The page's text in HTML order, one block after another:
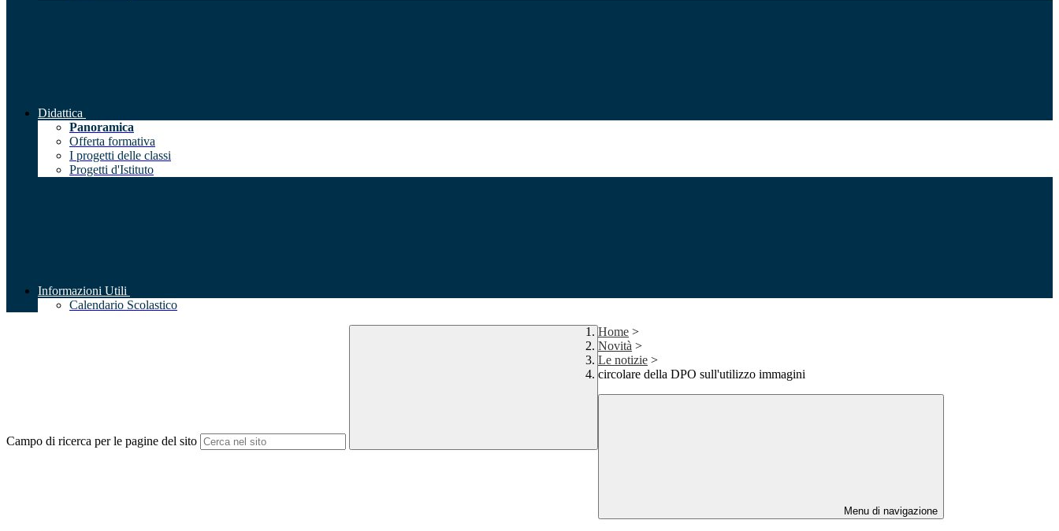
Didattica
Panoramica
Offerta formativa
I progetti delle classi
Progetti d'Istituto
Informazioni Utili
Calendario Scolastico
Campo di ricerca per le pagine del sito
Home >
Novità >
Le notizie >
circolare della DPO sull'utilizzo immagini
Menu di navigazione